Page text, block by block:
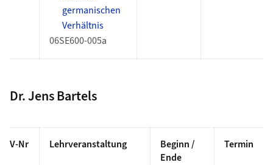
germanischen
Verhältnis
06SE600-005a
Dr. Jens Bartels
V-Nr Lehrveranstaltung
Beginn /
Ende
Termin